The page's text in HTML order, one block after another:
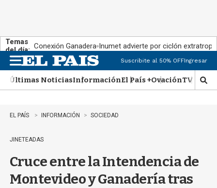
Temas
del día: Conexión Ganadera Inumet advierte por ciclón
n
u
Suscribite al 50% OFFIngresar
Últimas NoticiasInformaciónEl País +OvaciónTV Show
M
o
EL PAÍS INFORMACIÓN SOCIEDAD
JINETEADAS
Cruce entre la Intendencia de
Montevideo y Ganadería tras